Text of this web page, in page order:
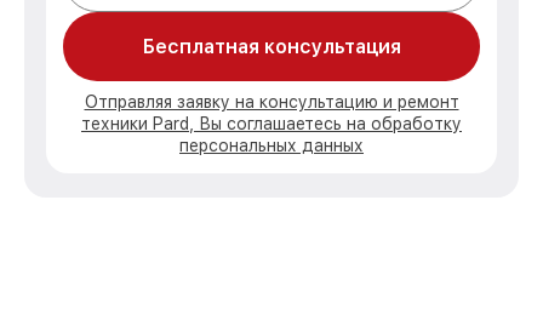
Бесплатная консультация
Отправляя заявку на консультацию и ремонт
техники Pard, Вы соглашаетесь на обработку
персональных данных